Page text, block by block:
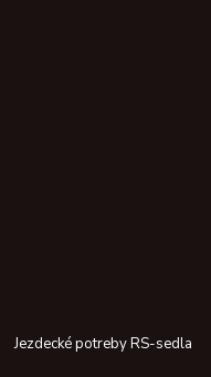
Jezdecké potreby RS-sedla